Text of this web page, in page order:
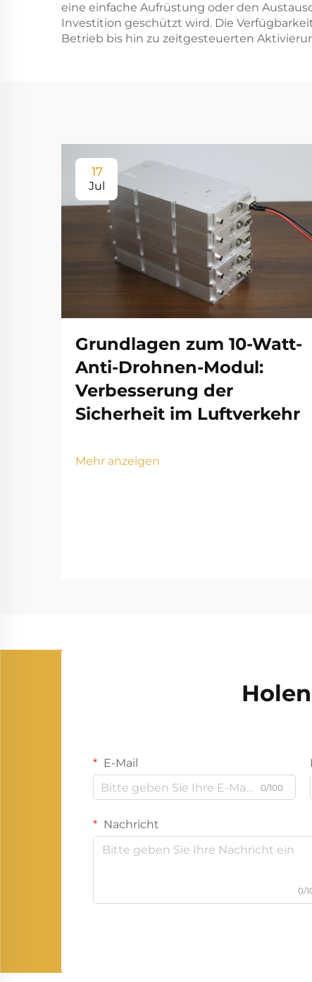
eine einfache Aufrüstung oder den
Investition geschützt wird. Die
Betrieb bis hin zu zeitgesteuerten
17
Jul
Grundlagen zum 10-Watt-
Anti-Drohnen-Modul:
Verbesserung der
Sicherheit im Luftverkehr
Mehr anzeigen
E-Mail
0/100
Nachricht
0/